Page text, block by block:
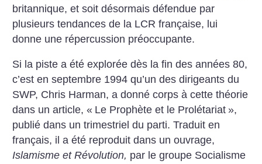
britannique, et soit désormais défendue par
plusieurs tendances de la LCR française, lui
donne une répercussion préoccupante.
Si la piste a été explorée dès la fin des années 80,
c’est en septembre 1994 qu’un des dirigeants du
SWP, Chris Harman, a donné corps à cette théorie
dans un article, « Le Prophète et le Prolétariat »,
publié dans un trimestriel du parti. Traduit en
français, il a été reproduit dans un ouvrage,
Islamisme et Révolution, par le groupe Socialisme